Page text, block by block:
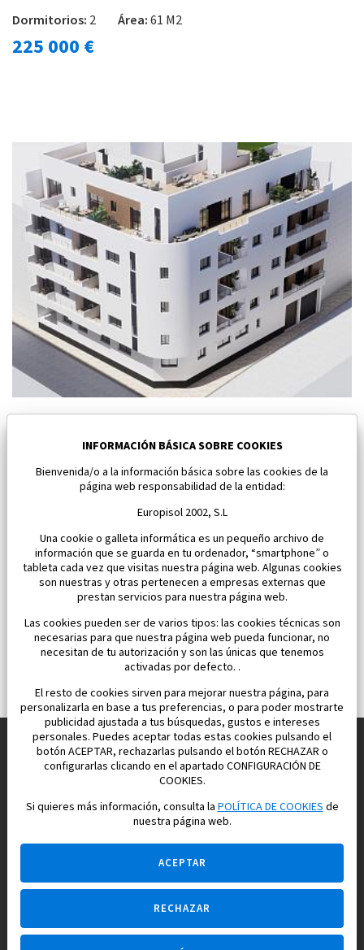
Dormitorios: 2 Área:61 M2
225 000 €
Dormitorios:1 Área:61 M2
185 000 €
Construimos y vendemos propiedades
para su vida feliz en España
INFORMACIÓN BÁSICA SOBRE COOKIES
Bienvenida/o a la información básica sobre las cookies de la
página web responsabilidad de la entidad:
Europisol 2002, S.L
Una cookie o galleta informática es un pequeño archivo de
información que se guarda en tu ordenador, “smartphone” o
tableta cada vez que visitas nuestra página web. Algunas cookies
son nuestras y otras pertenecen a empresas externas que
prestan servicios para nuestra página web.
Las cookies pueden ser de varios tipos: las cookies técnicas son
necesarias para que nuestra página web pueda funcionar, no
necesitan de tu autorización y son las únicas que tenemos
activadas por defecto. .
El resto de cookies sirven para mejorar nuestra página, para
personalizarla en base a tus preferencias, o para poder mostrarte
publicidad ajustada a tus búsquedas, gustos e intereses
personales. Puedes aceptar todas estas cookies pulsando el
botón ACEPTAR, rechazarlas pulsando el botón RECHAZAR o
configurarlas clicando en el apartado CONFIGURACIÓN DE
COOKIES.
Si quieres más información, consulta laPOLÍTICA DE COOKIESde
nuestra página web.
ACEPTAR
RECHAZAR